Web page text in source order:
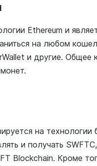
Ethereum и
на любом
и другие. Общее
на технологии
и получать
Blockchain. Кроме